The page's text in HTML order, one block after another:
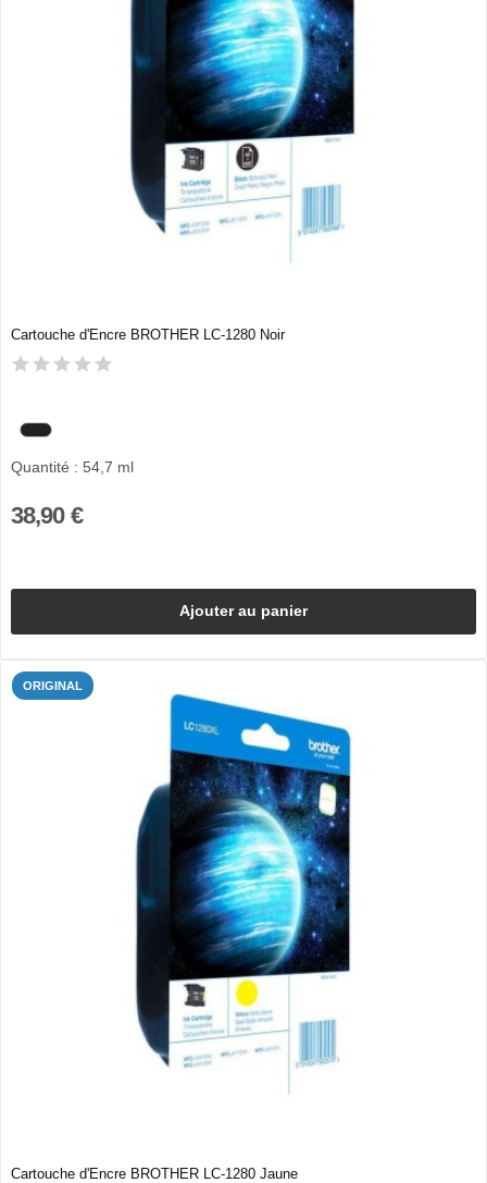
Cartouche d'Encre BROTHER LC-1280 Noir
Quantité : 54,7 ml
38,90 €
Ajouter au panier
ORIGINAL
Cartouche d'Encre BROTHER LC-1280 Jaune